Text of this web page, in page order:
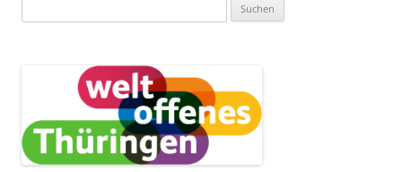
nach: